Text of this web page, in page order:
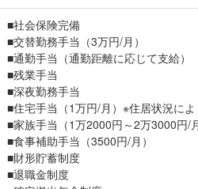
■社会保険完備
■交替勤務手当（3万円/月）
■通勤手当（通勤距離に応じて支給）
■残業手当
■深夜勤務手当
■住宅手当（1万円/月）※住居状況に
■家族手当（1万2000円～2万3000円/
■食事補助手当（3500円/月）
■財形貯蓄制度
■退職金制度